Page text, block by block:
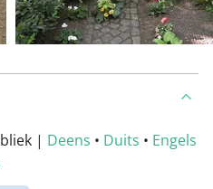
| Deens • Duits • Engels